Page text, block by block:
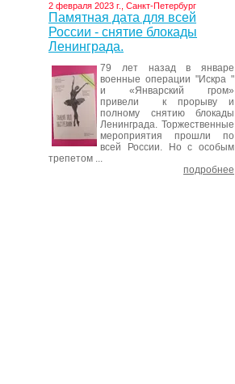
2 февраля 2023 г., Санкт-Петербург
Памятная дата для всей
России - снятие блокады
Ленинграда.
79 лет назад в январе
военные операции "Искра "
и «Январский гром»
привели к прорыву и
полному снятию блокады
Ленинграда. Торжественные
мероприятия прошли по
всей России. Но с особым
трепетом ...
подробнее